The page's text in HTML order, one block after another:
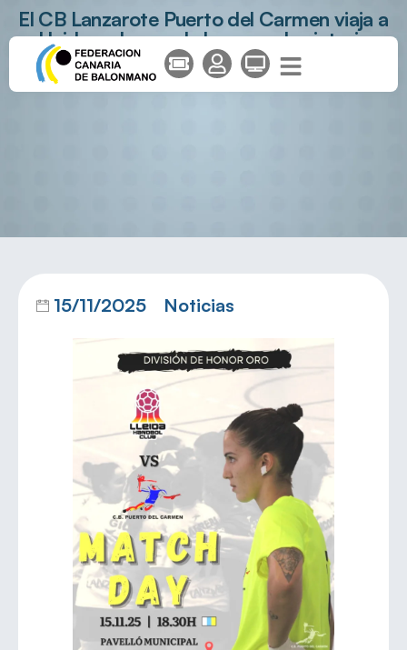
El CB Lanzarote Puerto del Carmen viaja a
Lleida en busca de la segunda victoria
15/11/2025 Noticias